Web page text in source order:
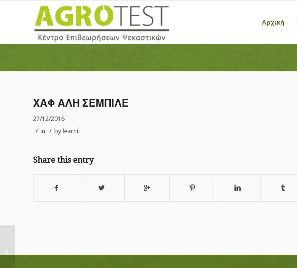
Αρχική
ΧΑΦ ΑΛΗ ΣΕΜΠΙΛΕ
27/12/2016
/ in / by learnit
Share this entry